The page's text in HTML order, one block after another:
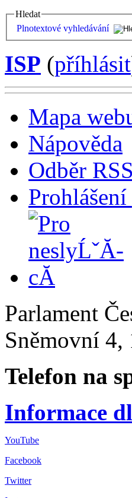
Hledat
Plnotextové vyhledávání
ISP (příhlásit
Mapa
Nápověda
Odběr RSS
Parlament
Sněmovní 4,
Telefon na
Informace
YouTube
Facebook
Twitter